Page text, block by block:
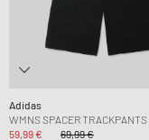
Adidas
WMNS SPACER TRACKPANTS
59,99 €
69,99 €